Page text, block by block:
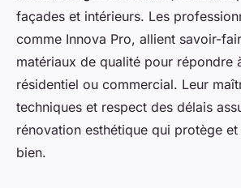
Youssef •10 juillet 2025•3 min de lecture
façades et intérieurs. Les
comme Innova Pro, allient savoir-
matériaux de qualité pour répondre
résidentiel ou commercial. Leur
techniques et respect des délais
rénovation esthétique qui protège
bien.